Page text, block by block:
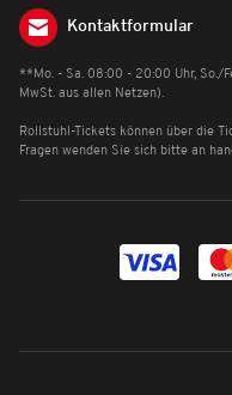
Kontaktformular
**Mo. - Sa. 08:00 - 20:00 Uhr, So./
MwSt. aus allen Netzen).
Rollstuhl-Tickets können über die
Fragen wenden Sie sich bitte an